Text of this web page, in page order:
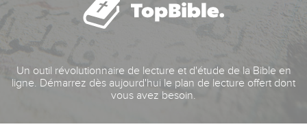
Un outil révolutionnaire de lecture et d'étude de la Bible en
ligne. Démarrez dès aujourd'hui le plan de lecture offert dont
vous avez besoin.